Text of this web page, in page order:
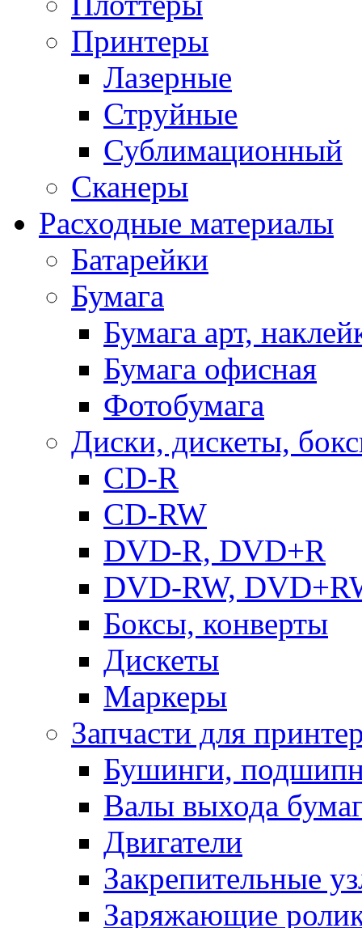
Принтеры
Лазерные
Струйные
Сублимационный
Сканеры
Расходные материалы
Батарейки
Бумага
Бумага арт,
Бумага офисная
Фотобумага
Диски, дискеты,
CD-R
CD-RW
DVD-R, DVD+R
DVD-RW,
Боксы, конверты
Дискеты
Маркеры
Запчасти для
Бушинги,
Валы выхода
Двигатели
Закрепительные
Заряжающие